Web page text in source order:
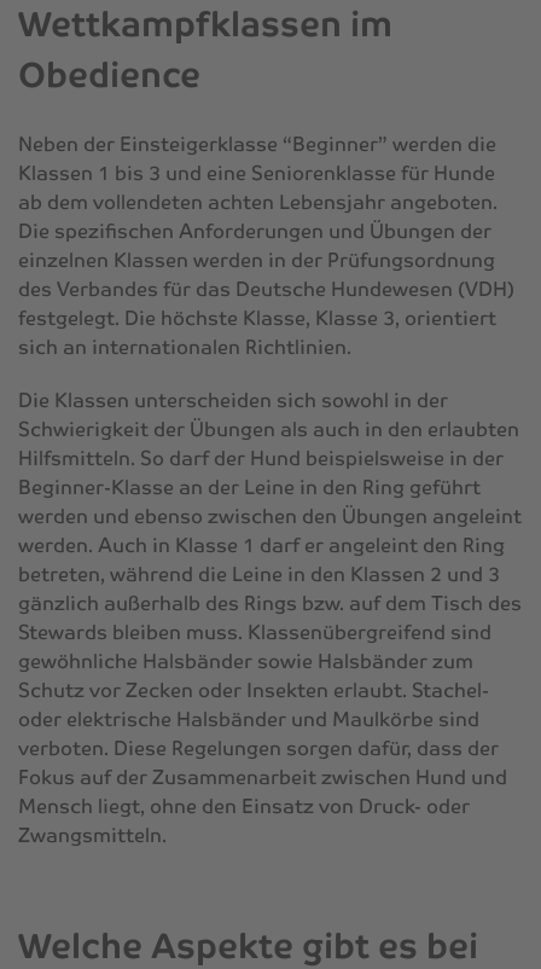
Wettkampfklassen im
Obedience
Neben der Einsteigerklasse “Beginner” werden die
Klassen 1 bis 3 und eine Seniorenklasse für Hunde
ab dem vollendeten achten Lebensjahr angeboten.
Die spezifischen Anforderungen und Übungen der
einzelnen Klassen werden in der Prüfungsordnung
des Verbandes für das Deutsche Hundewesen (VDH)
festgelegt. Die höchste Klasse, Klasse 3, orientiert
sich an internationalen Richtlinien.
Die Klassen unterscheiden sich sowohl in der
Schwierigkeit der Übungen als auch in den erlaubten
Hilfsmitteln. So darf der Hund beispielsweise in der
Beginner-Klasse an der Leine in den Ring geführt
werden und ebenso zwischen den Übungen angeleint
werden. Auch in Klasse 1 darf er angeleint den Ring
betreten, während die Leine in den Klassen 2 und 3
gänzlich außerhalb des Rings bzw. auf dem Tisch des
Stewards bleiben muss. Klassenübergreifend sind
gewöhnliche Halsbänder sowie Halsbänder zum
Schutz vor Zecken oder Insekten erlaubt. Stachel-
oder elektrische Halsbänder und Maulkörbe sind
verboten. Diese Regelungen sorgen dafür, dass der
Fokus auf der Zusammenarbeit zwischen Hund und
Mensch liegt, ohne den Einsatz von Druck- oder
Zwangsmitteln.
Welche Aspekte gibt es bei